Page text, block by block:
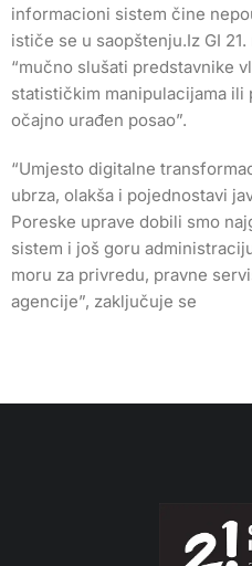
informacioni sistem čine
ističe se u saopštenju.Iz GI
“mučno slušati predstavnike
statističkim manipulacijama
očajno urađen posao”.
“Umjesto digitalne
ubrza, olakša i pojednostavi
Poreske uprave dobili smo
sistem i još goru
moru za privredu, pravne
agencije”, zaključuje se